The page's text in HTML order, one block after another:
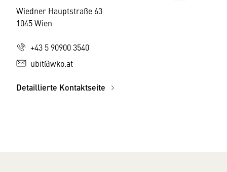
Wiedner Hauptstraße 63
1045 Wien
+43 5 90900 3540
ubit@wko.at
Detaillierte Kontaktseite